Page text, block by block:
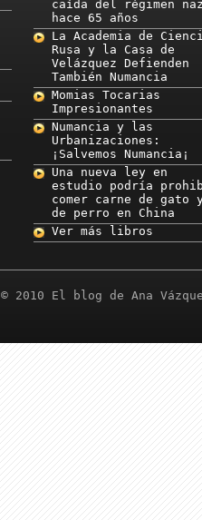
caída del régimen
hace 65 años
La Academia de
Rusa y la Casa de
Velázquez Defienden
También Numancia
Momias Tocarias
Impresionantes
Numancia y las
Urbanizaciones:
¡Salvemos Numancia¡
Una nueva ley en
estudio podría
comer carne de gato
de perro en China
Ver más libros
© 2010 El blog de Ana